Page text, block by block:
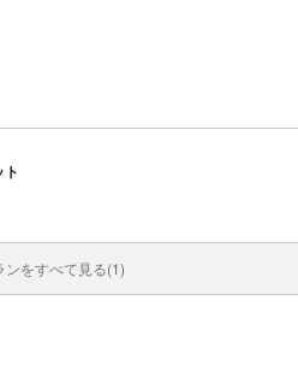
ンをすべて見る(1)